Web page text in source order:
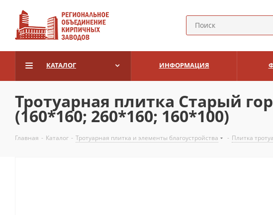
КАТАЛОГ ИНФОРМАЦИЯ
Тротуарная плитка Старый
(160*160; 260*160; 160*100)
Главная - Каталог - Тротуарная плитка и элементы благоустройства - Плитка